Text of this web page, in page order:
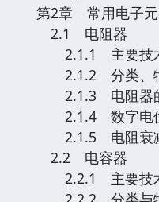
第2章 常用电子元
2.1 电阻器
2.1.1 主要技
2.1.2 分类、特
2.1.3 电阻器
2.1.4 数字电
2.1.5 电阻衰
2.2 电容器
2.2.1 主要技